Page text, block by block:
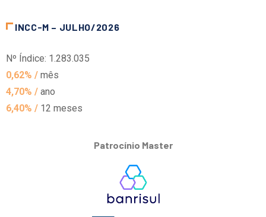
INCC-M – JULHO/2026
Nº Índice: 1.283.035
0,62% / mês
4,70% / ano
6,40% / 12 meses
Patrocínio Master